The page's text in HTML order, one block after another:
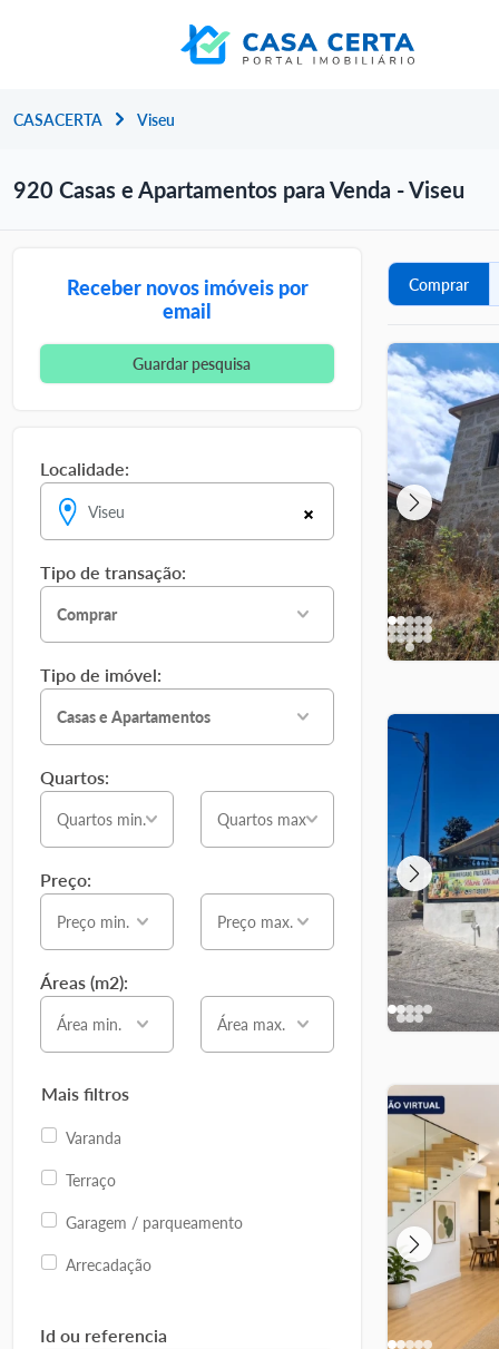
CASACERTA Viseu
920 Casas e Apartamentos para Venda - Viseu
Receber novos imóveis por
email
Guardar pesquisa
Localidade:
Viseu
Tipo de transação:
Comprar
Tipo de imóvel:
Casas e Apartamentos
Quartos:
Quartos min. Quartos max
Preço:
Preço min. Preço max.
Áreas (m2):
Área min. Área max.
Mais filtros
Varanda
Terraço
Garagem / parqueamento
Arrecadação
Id ou referencia
Comprar